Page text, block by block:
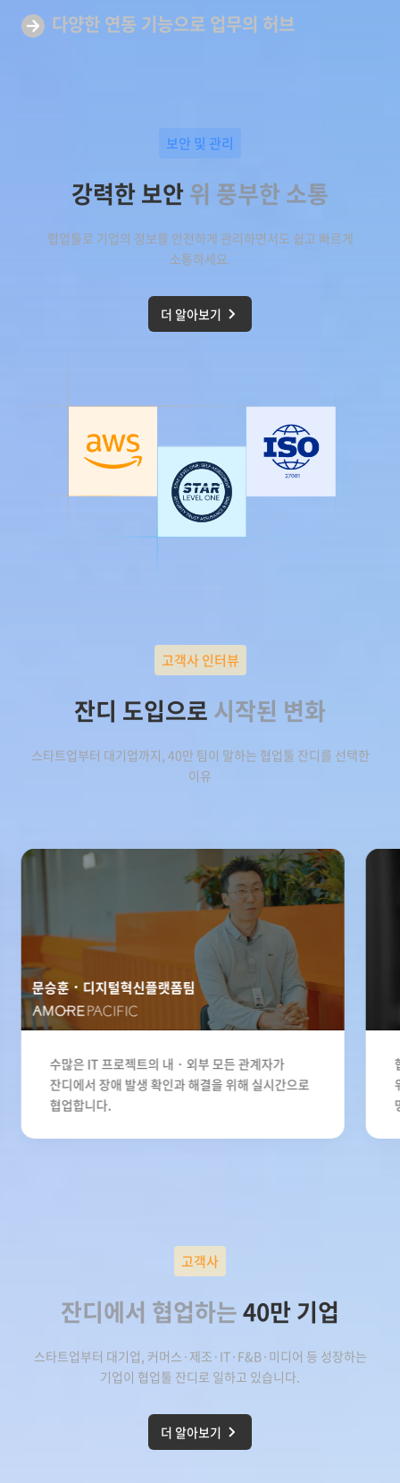
다양한 연동 기능으로 업무의 허브
보안 및 관리
강력한 보안위 풍부한 소통
협업툴로 기업의 정보를 안전하게 관리하면서도 쉽고 빠르게
소통하세요.
더 알아보기
고객사 인터뷰
잔디 도입으로 시작된 변화
스타트업부터 대기업까지, 40만 팀이 말하는 협업툴 잔디를 선택한
이유
문승훈 디지털혁신플랫폼팀
수많은 IT 프로젝트의 내・외부 모든 관계자가
잔디에서 장애 발생 확인과 해결을 위해 실시간으로
협업합니다.
고객사
잔디에서 협업하는40만 기업
스타트업부터 대기업, 커머스·제조·IT·F&B·미디어 등 성장하는
기업이 협업툴 잔디 로 일하고 있습니다.
더 알아보기